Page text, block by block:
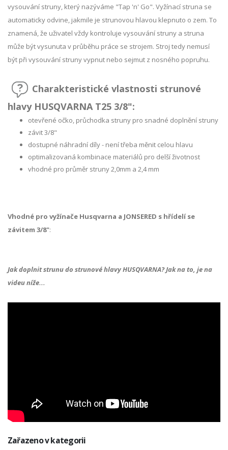
vysouvání struny, který nazýváme "Tap 'n' Go". Vyžínací struna se
automaticky odvine, jakmile je strunovou hlavou klepnuto o zem. To
znamená, že uživatel vždy kontroluje vysouvání struny a struna
může být vysunuta v průběhu práce se strojem. Stroj tedy nemusí
být při vysouvání struny vypnut nebo sejmut z nosného popruhu.
Charakteristické vlastnosti strunové
hlavy HUSQVARNA T25 3/8":
otevřené očko, průchodka struny pro snadné doplnění struny
závit 3/8"
dostupné náhradní díly - není třeba měnit celou hlavu
optimalizovaná kombinace materiálů pro delší životnost
vhodné pro průměr struny 2,0mm a 2,4 mm
Vhodné pro vyžínače Husqvarna a JONSERED s hřídelí se
závitem 3/8":
Jak doplnit strunu do strunové hlavy HUSQVARNA? Jak na to, je na
videu níže...
Zařazeno v kategorii